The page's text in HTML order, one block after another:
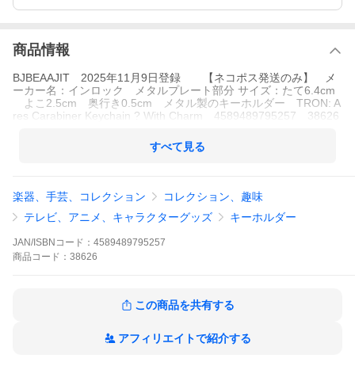
商品情報
BJBEAAJIT 2025年11月9日登録 【ネコポス発送のみ】 メ
ーカー名：インロック メタルプレート部分 サイズ：たて6.4cm
よこ2.5cm 奥行き0.5cm メタル製のキーホルダー TRON: A
res Carabiner Keychain ? With Charm 4589489795257 38626
すべて見る
楽器、手芸、コレクション
コレクション、趣味
テレビ、アニメ、キャラクターグッズ
キーホルダー
JAN/ISBNコード： 4589489795257
商品 コード： 38626
この商品を共有する
アフィリエイトで紹介する